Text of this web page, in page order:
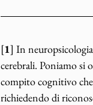
[1] In
cerebrali. Poniamo si
compito cognitivo
richiedendo di